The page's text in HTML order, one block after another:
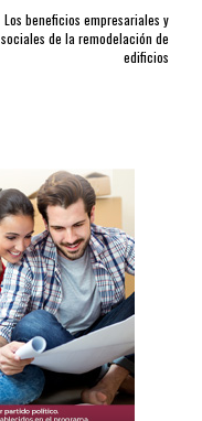
Los beneficios empresariales y
sociales de la remodelación de
edificios